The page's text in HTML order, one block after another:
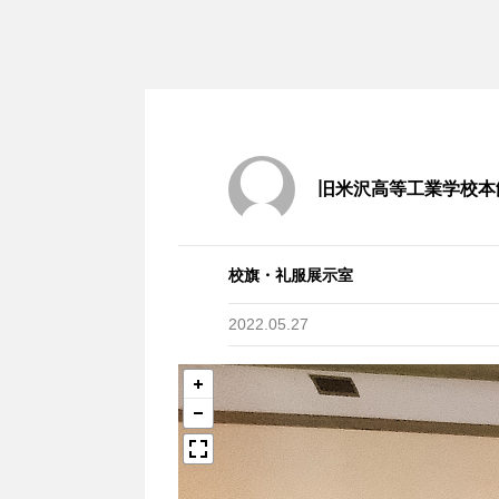
旧米沢高等工業学校
校旗・礼服展示室
2022.05.27